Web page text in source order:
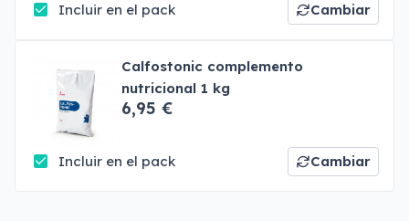
Incluir en el pack Cambiar
Calfostonic complemento
nutricional 1 kg
6,95 €
Incluir en el pack Cambiar